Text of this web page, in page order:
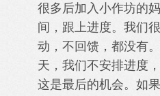
很多后加入小作坊的
间，跟上进度。 我们
动，不回馈，都没有。
天，我们不安排进度
这是最后的机会。如